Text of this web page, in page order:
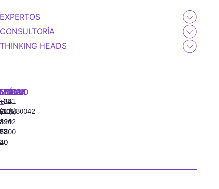
EXPERTOS
CONSULTORÍA
THINKING HEADS
MADRID
+34
91
310
77
40
MIAMI
+1
(305)
424
13
20
SEÚL
+82
(10)
8942
6800
LISBOA
‪+351
213880042